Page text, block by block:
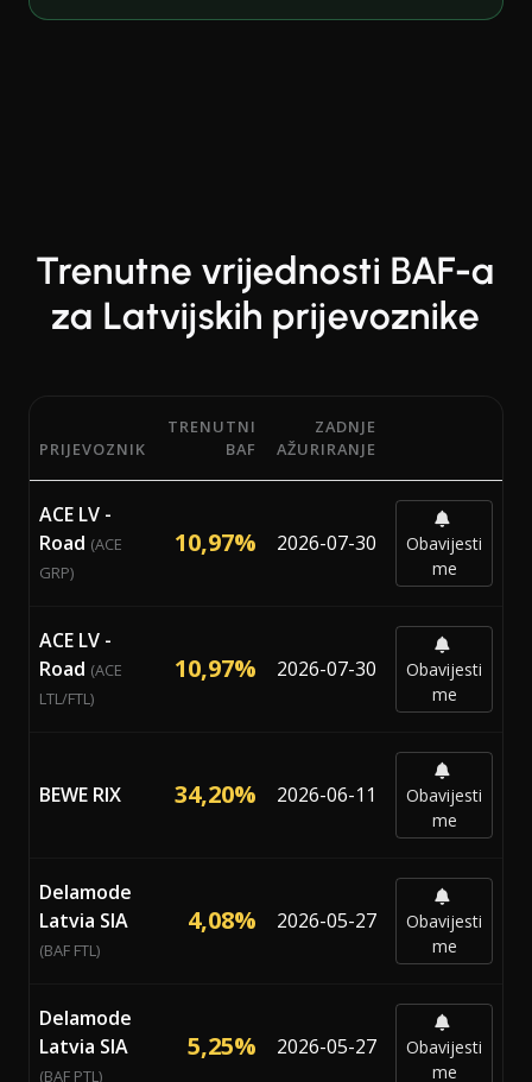
Trenutne vrijednosti BAF-a
za Latvijskih prijevoznike
Trenutni postoci Bunker Adjustment Factor (BAF) od
PRIJEVOZNIK
TRENUTNI
BAF
ZADNJE
AŽURIRANJE
ACE LV -
Road (ACE
GRP)
10,97% 2026-07-30
Obavijesti
me
ACE LV -
Road (ACE
LTL/FTL)
10,97% 2026-07-30
Obavijesti
me
BEWE RIX 34,20% 2026-06-11
Obavijesti
me
Delamode
Latvia SIA
(BAF FTL)
4,08% 2026-05-27
Obavijesti
me
Delamode
Latvia SIA
(BAF PTL)
5,25% 2026-05-27
Obavijesti
me